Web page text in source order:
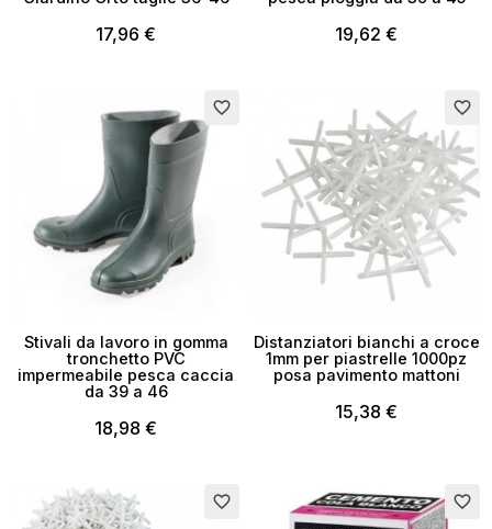
17,96 € 19,62 €
favorite_border
Stivali da lavoro in gomma
tronchetto PVC
impermeabile pesca caccia
da 39 a 46
18,98 €
favorite_border
Distanziatori bianchi a croce
1mm per piastrelle 1000pz
posa pavimento mattoni
15,38 €
favorite_border favorite_border
Crea lista dei desideri ×
Nome lista dei desideri